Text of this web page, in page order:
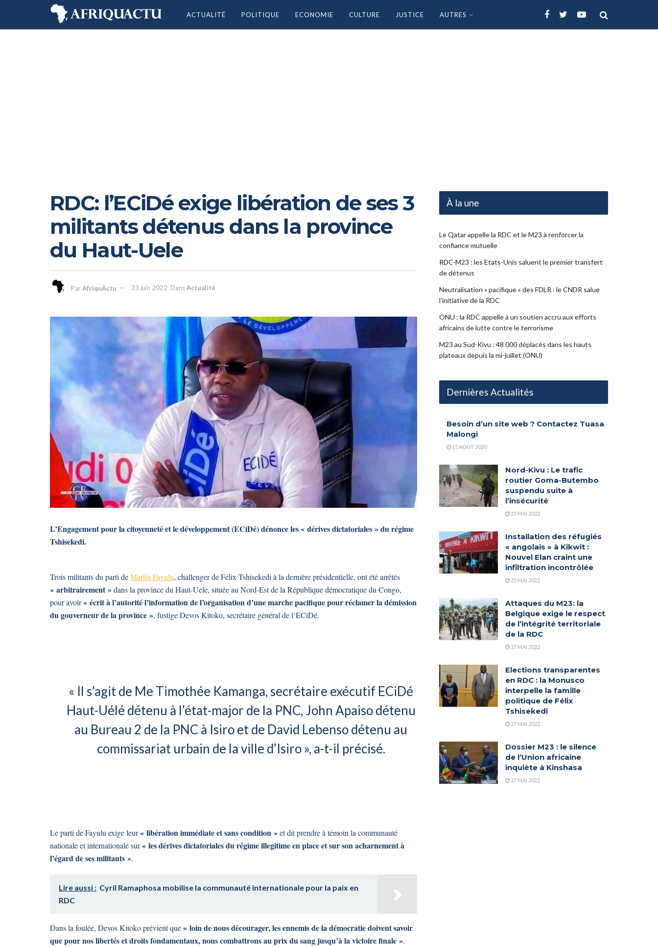
ACTUALITÉ POLITIQUE ECONOMIE CULTURE JUSTICE AUTRES
RDC: l’ECiDé exige libération de ses 3
militants détenus dans la province
du Haut-Uele
ParAfriquActu 23 juin 2022 DansActualité
L’Engagement pour la citoyenneté et le développement (ECiDé) dénonce les « dérives dictatoriales » du régime
Tshisekedi.
Trois militants du parti deMartin Fayulu, challenger de Félix Tshisekedi à la dernière présidentielle, ont été arrêtés
« arbitrairement »dans la province du Haut-Uele, située au Nord-Est de la République démocratique du Congo,
pour avoir« écrit à l’autorité l’information de l’organisation d’une marche pacifique pour réclamer la démission
du gouverneur de la province », fustige Devos Kitoko, secrétaire général de l’ECiDé.
« Il s’agit de Me Timothée Kamanga, secrétaire exécutif ECiDé
Haut-Uélé détenu à l’état-major de la PNC, John Apaiso détenu
au Bureau 2 de la PNC à Isiro et de David Lebenso détenu au
commissariat urbain de la ville d’Isiro », a-t-il précisé.
Le parti de Fayulu exige leur« libération immédiate et sans condition »et dit prendre à témoin la communauté
nationale et internationale sur« les dérives dictatoriales du régime illegitime en place et sur son acharnement à
l’égard de ses militants ».
Lire aussi : Cyril Ramaphosa mobilise la communauté internationale pour la paix en
RDC
Dans la foulée, Devos Kitoko prévient que« loin de nous décourager, les ennemis de la démocratie doivent savoir
que pour nos libertés et droits fondamentaux, nous combattrons au prix du sang jusqu’à la victoire finale ».
À la une
Le Qatar appelle la RDC et le M23 à renforcer la
confiance mutuelle
RDC-M23 : les Etats-Unis saluent le premier transfert
de détenus
Neutralisation « pacifique » des FDLR : le CNDR salue
l’initiative de la RDC
ONU : la RDC appelle à un soutien accru aux efforts
africains de lutte contre le terrorisme
M23 au Sud-Kivu : 48 000 déplacés dans les hauts
plateaux depuis la mi-juillet (ONU)
Dernières Actualités
Besoin d’un site web ? Contactez Tuasa
Malongi
15 AOÛT 2020
Nord-Kivu : Le trafic
routier Goma-Butembo
suspendu suite à
l’insécurité
25 MAI 2022
Installation des réfugiés
« angolais » à Kikwit :
Nouvel Elan craint une
infiltration incontrôlée
25 MAI 2022
Attaques du M23: la
Belgique exige le respect
de l’intégrité territoriale
de la RDC
27 MAI 2022
Elections transparentes
en RDC : la Monusco
interpelle la famille
politique de Félix
Tshisekedi
27 MAI 2022
Dossier M23 : le silence
de l’Union africaine
inquiète à Kinshasa
27 MAI 2022